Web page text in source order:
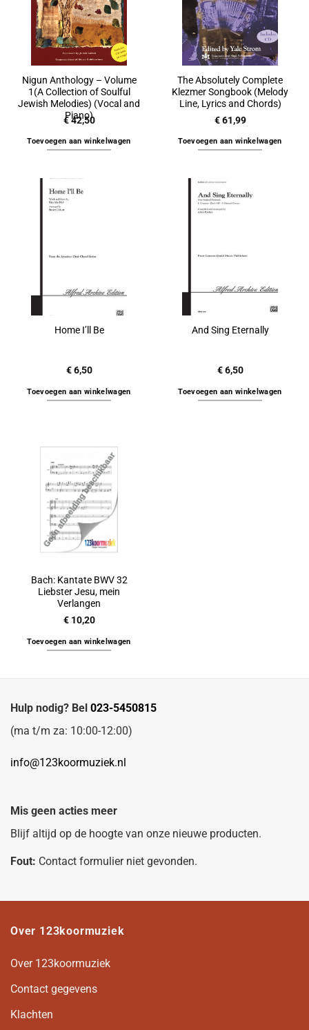
Nigun Anthology – Volume
1(A Collection of Soulful
Jewish Melodies) (Vocal and
Piano)
€42,50
Toevoegen aan winkelwagen
The Absolutely Complete
Klezmer Songbook (Melody
Line, Lyrics and Chords)
€61,99
Toevoegen aan winkelwagen
Home I’ll Be
€6,50
Toevoegen aan winkelwagen
And Sing Eternally
€6,50
Toevoegen aan winkelwagen
Bach: Kantate BWV 32
Liebster Jesu, mein
Verlangen
€10,20
Toevoegen aan winkelwagen
Hulp nodig? Bel 023-5450815
(ma t/m za: 10:00-12:00)
info@123koormuziek.nl
Mis geen acties meer
Blijf altijd op de hoogte van onze nieuwe producten.
Fout: Contact formulier niet gevonden.
Over 123koormuziek
Over 123koormuziek
Contact gegevens
Klachten